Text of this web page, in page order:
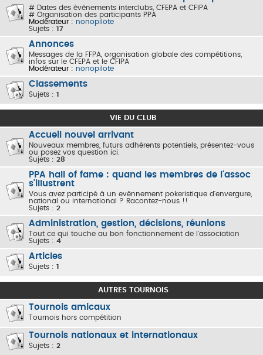
# Dates des évènements interclubs, CFEPA et CFIPA
# Organisation des participants PPA
Modérateur : nonopilote
Sujets : 17
Annonces
Messages de la FFPA, organisation globale des compétitions,
infos sur le CFEPA et le CFIPA
Modérateur : nonopilote
Classements
Sujets : 1
VIE DU CLUB
Accueil nouvel arrivant
Nouveaux membres, futurs adhérents potentiels, présentez-vous
ou posez vos question ici.
Sujets : 28
PPA hall of fame : quand les membres de l'assoc
s'illustrent
Vous avez participé à un evênnement pokeristique d'envergure,
national ou international ? Racontez-nous !!
Sujets : 2
Administration, gestion, décisions, réunions
Tout ce qui touche au bon fonctionnement de l'association
Sujets : 4
Articles
Sujets : 1
AUTRES TOURNOIS
Tournois amicaux
Tournois hors compétition
Tournois nationaux et internationaux
Sujets : 2